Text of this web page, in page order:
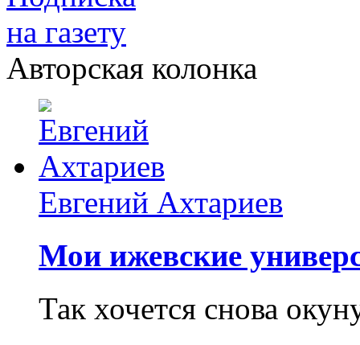
Авторская колонка
Евгений Ахтариев
Мои ижевские
Так хочется снова